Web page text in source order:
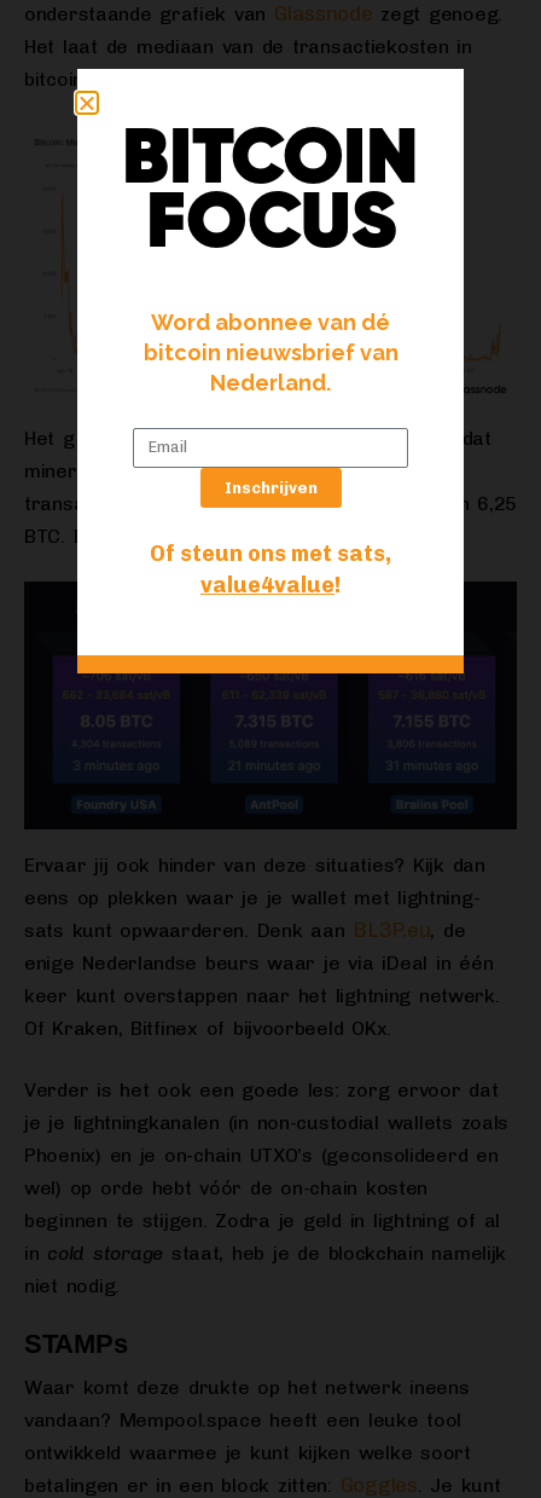
onderstaande grafiek van Glassnode zegt genoeg.
Het laat de mediaan van de transactiekosten in
bitcointermen zien:
Het ging er afgelopen week zo hard aan toe, dat
miners meer verdienden aan de som van de
transactiekosten, dan aan de blocksubsidie van 6,25
BTC. En dat is tamelijk uniek!
Ervaar jij ook hinder van deze situaties? Kijk dan
eens op plekken waar je je wallet met lightning-
sats kunt opwaarderen. Denk aan BL3P.eu, de
enige Nederlandse beurs waar je via iDeal in één
keer kunt overstappen naar het lightning netwerk.
Of Kraken, Bitfinex of bijvoorbeeld OKx.
Verder is het ook een goede les: zorg ervoor dat
je je lightningkanalen (in non-custodial wallets zoals
Phoenix) en je on-chain UTXO’s (geconsolideerd en
wel) op orde hebt vóór de on-chain kosten
beginnen te stijgen. Zodra je geld in lightning of al
in cold storage staat, heb je de blockchain namelijk
niet nodig.
STAMPs
Waar komt deze drukte op het netwerk ineens
vandaan? Mempool.space heeft een leuke tool
ontwikkeld waarmee je kunt kijken welke soort
betalingen er in een block zitten: Goggles . Je kunt
BITCOIN
FOCUS
Word abonnee van dé
bitcoin nieuwsbrief van
Nederland.
Inschrijven
Of steun ons met sats,
value4value!